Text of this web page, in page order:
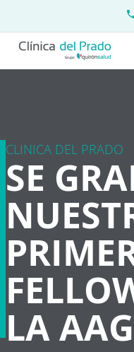
CLINICA DEL PRADO
SE
LA